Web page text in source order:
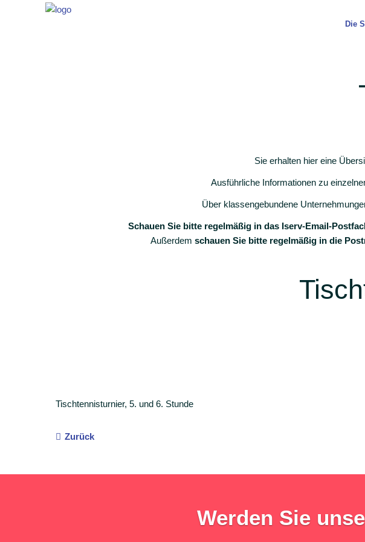
Die
Sie erhalten hier eine
Ausführliche Informationen zu
Über klassengebundene
Schauen Sie bitte regelmäßig in das Iserv-Email-
Außerdem schauen Sie bitte regelmäßig in die
Tischtennisturnier, 5. und 6. Stunde
Zurück
Werden Sie